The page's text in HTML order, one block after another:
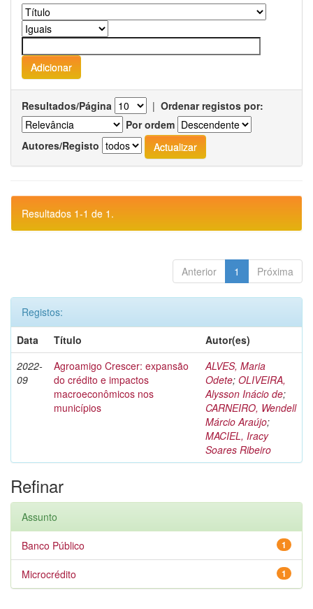
Resultados/Página | Ordenar registos por:
Por ordem
Autores/Registo
Resultados 1-1 de 1.
Anterior 1 Próxima
Registos:
Data
Título
Autor(es)
2022-
09
Agroamigo Crescer: expansão
do crédito e impactos
macroeconômicos nos
municípios
ALVES, Maria
Odete; OLIVEIRA,
Alysson Inácio de;
CARNEIRO, Wendell
Márcio Araújo;
MACIEL, Iracy
Soares Ribeiro
Refinar
Assunto
1
Banco Público
1
Microcrédito